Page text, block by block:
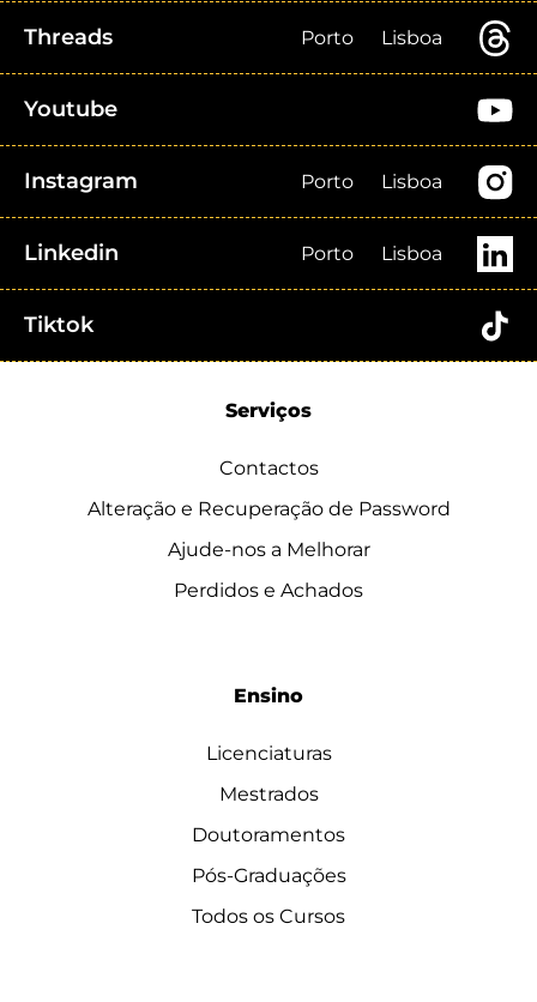
Threads Porto Lisboa
Youtube
Instagram Porto Lisboa
Linkedin Porto Lisboa
Tiktok
Serviços
Contactos
Alteração e Recuperação de Password
Ajude-nos a Melhorar
Perdidos e Achados
Ensino
Licenciaturas
Mestrados
Doutoramentos
Pós-Graduações
Todos os Cursos